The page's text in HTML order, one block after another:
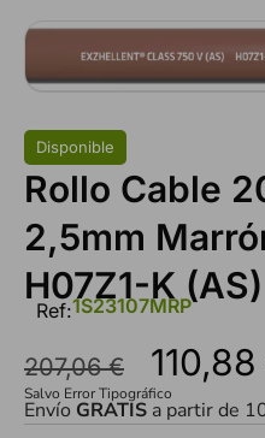
Disponible
Rollo Cable
2,5mm
H07Z1-K (AS)
Ref:1S23107MRP
207,06€ 110,88
Salvo Error Tipográfico
Envío GRATIS a partir de